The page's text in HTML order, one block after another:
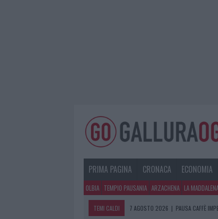
PRIMA PAGINA CRONACA ECONOMIA
OLBIA TEMPIO PAUSANIA ARZACHENA LA
TEMI CALDI 7 AGOSTO 2026 | PAUSA CAFFÈ